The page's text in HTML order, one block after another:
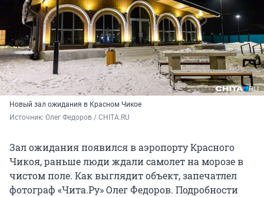
Новый зал ожидания в Красном Чикое
Источник: Олег Федоров / CHITA.RU
Зал ожидания появился в аэропорту Красного
Чикоя, раньше люди ждали самолет на морозе в
чистом поле. Как выглядит объект, запечатлел
фотограф «Чита.Ру» Олег Федоров. Подробности